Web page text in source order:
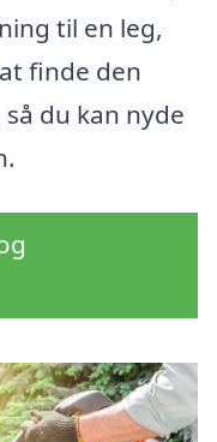
til en leg,
finde den
du kan nyde